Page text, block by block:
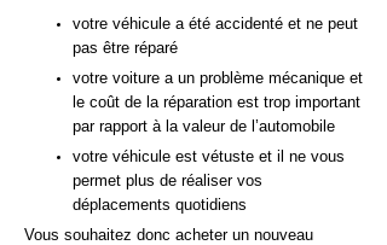
votre véhicule a été accidenté et ne peut
pas être réparé
votre voiture a un problème mécanique et
le coût de la réparation est trop important
par rapport à la valeur de l’automobile
votre véhicule est vétuste et il ne vous
permet plus de réaliser vos
déplacements quotidiens
Vous souhaitez donc acheter un nouveau